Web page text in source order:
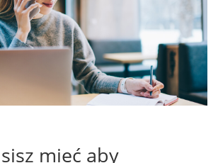
mieć aby